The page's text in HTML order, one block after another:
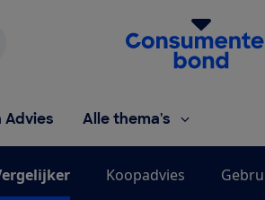
Homepage van de
Advies Alle thema's
Koopadvies